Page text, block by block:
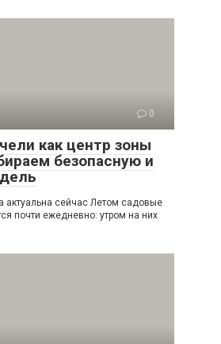
0
как центр зоны
безопасную и
актуальна сейчас Летом садовые
почти ежедневно: утром на них